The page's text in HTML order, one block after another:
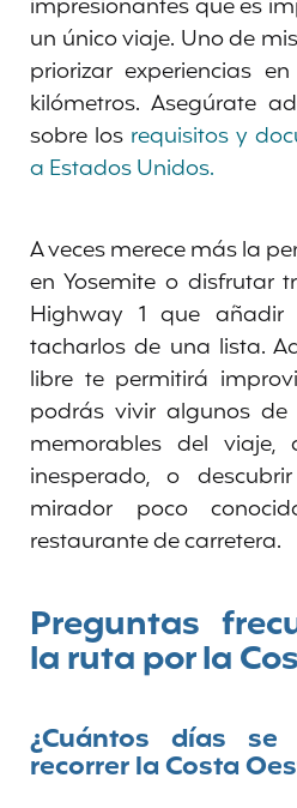
impresionantes que es
un único viaje. Uno de
priorizar experiencias
kilómetros. Asegúrate
sobre los requisitos y
a Estados Unidos.
A veces merece más la
en Yosemite o disfrutar
Highway 1 que añadir
tacharlos de una lista.
libre te permitirá
podrás vivir algunos
memorables del viaje,
inesperado, o
mirador poco
restaurante de carretera.
Preguntas
la ruta por la
¿Cuántos días se
recorrer la Costa